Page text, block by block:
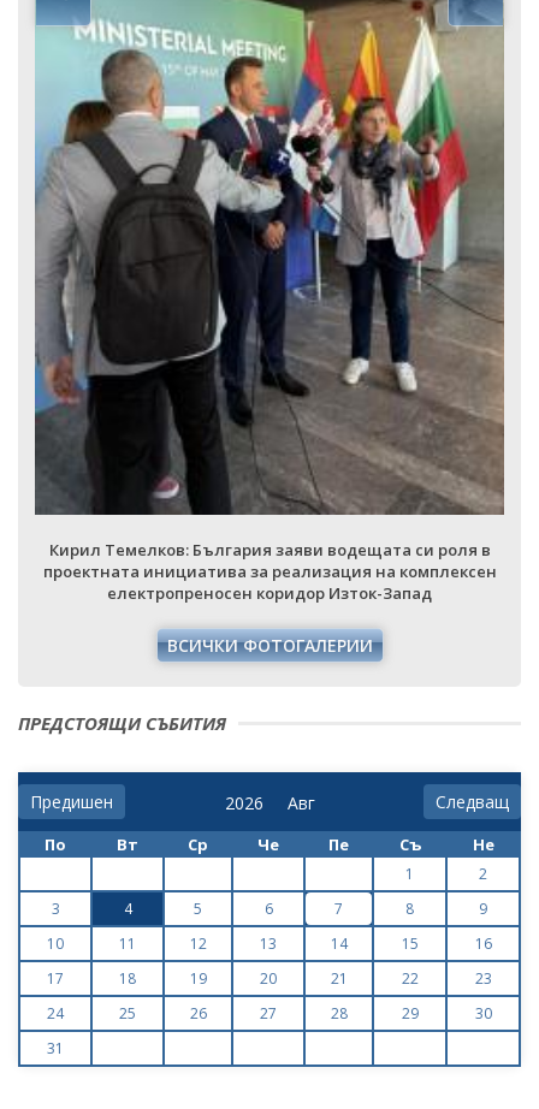
Кирил Темелков: България заяви водещата си роля в
проектната инициатива за реализация на комплексен
електропреносен коридор Изток-Запад
ВСИЧКИ ФОТОГАЛЕРИИ
ПРЕДСТОЯЩИ СЪБИТИЯ
Предишен Следващ
По Вт Ср Че Пе Съ Не
1
2
3
4 5 6 7 8
9
10
11 12 13 14 15
16
17
18 19 20 21 22
23
24
25 26 27 28 29
30
31